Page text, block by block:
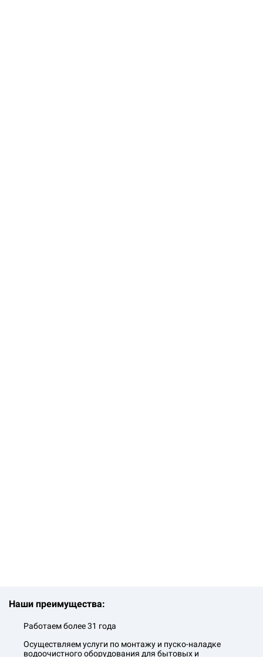
Наши преимущества:
Работаем более 31 года
Осуществляем услуги по монтажу и пуско-наладке
водоочистного оборудования для бытовых и